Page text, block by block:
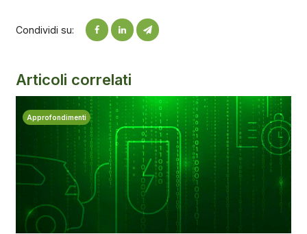
Condividi su:
Articoli correlati
Approfondimenti